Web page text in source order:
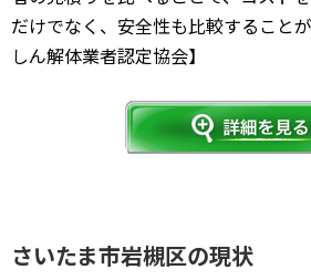
だけでなく、安全性も比較すること
しん解体業者認定協会】
さいたま市岩槻区の現状